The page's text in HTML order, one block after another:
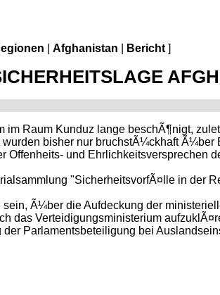
Afghanistan Bericht ]
Raum Kunduz lange beschÃ¶nigt,
bisher nur bruchstÃ¼ckhaft
und Ehrlichkeitsversprechen
"SicherheitsvorfÃ¤lle in der
Ã¼ber die Aufdeckung der
das Verteidigungsministerium
Parlamentsbeteiligung bei